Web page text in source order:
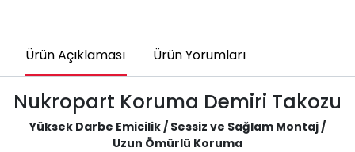
Ürün Açıklaması Ürün Yorumları
Nukropart Koruma Demiri Takozu
Yüksek Darbe Emicilik / Sessiz ve Sağlam Montaj /
Uzun Ömürlü Koruma